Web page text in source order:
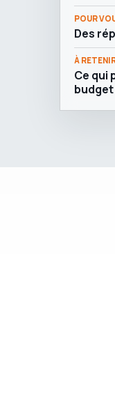
POUR
Des
À
Ce qui
budget